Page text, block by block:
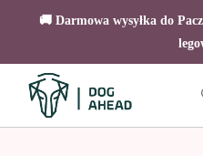
🚚 Darmowa wysyłka do
content